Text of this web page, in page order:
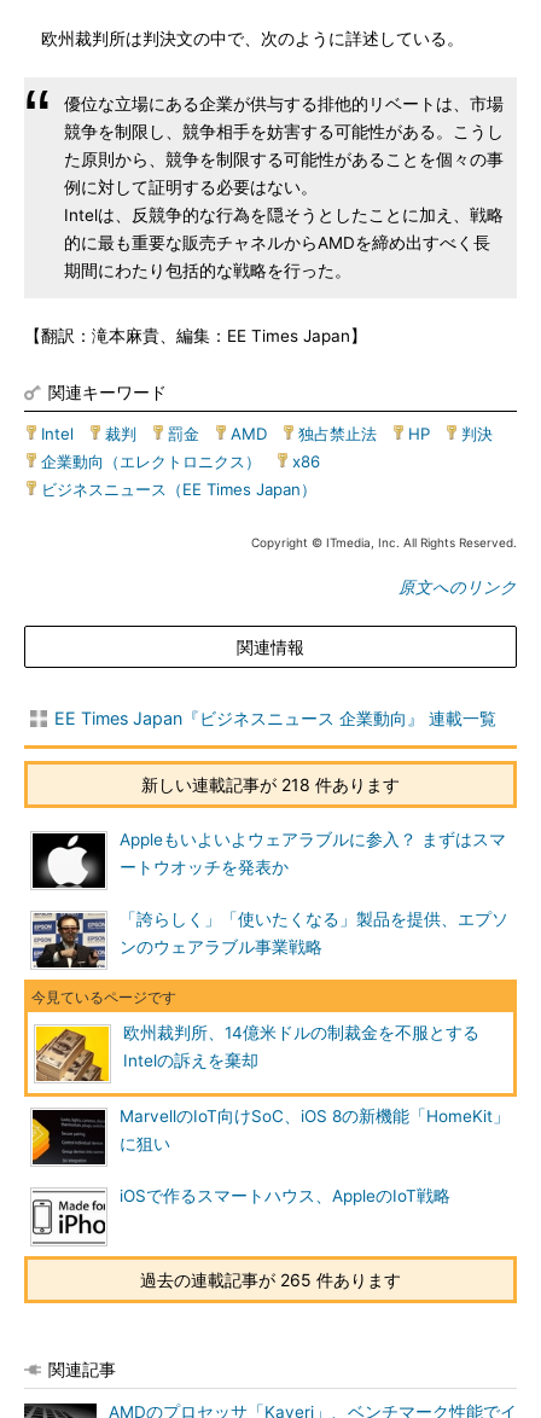
欧州裁判所は判決文の中で、次のように詳述している。
優位な立場にある企業が供与する排他的リベートは、市場
競争を制限し、競争相手を妨害する可能性がある。こうし
た原則から、競争を制限する可能性があることを個々の事
例に対して証明する必要はない。
Intelは、反競争的な行為を隠そうとしたことに加え、戦略
的に最も重要な販売チャネルからAMDを締め出すべく長
期間にわたり包括的な戦略を行った。
【翻訳：滝本麻貴、編集：EE Times Japan】
関連キーワード
Intel 裁判 罰金 AMD 独占禁止法 HP 判決
企業動向（エレクトロニクス）
x86
ビジネスニュース（EE Times Japan）
Copyright © ITmedia, Inc. All Rights Reserved.
原文へのリンク
関連情報
EE Times Japan『ビジネスニュース 企業動向』 連載一覧
新しい連載記事が 218 件あります
Appleもいよいよウェアラブルに参入？ まずはスマ
ートウオッチを発表か
「誇らしく」「使いたくなる」製品を提供、エプソ
ンのウェアラブル事業戦略
欧州裁判所、14億米ドルの制裁金を不服とする
Intelの訴えを棄却
MarvellのIoT向けSoC、iOS 8の新機能「HomeKit」
に狙い
iOSで作るスマートハウス、AppleのIoT戦略
過去の連載記事が 265 件あります
関連記事
AMDのプロセッサ「Kaveri」、ベンチマーク性能でイ